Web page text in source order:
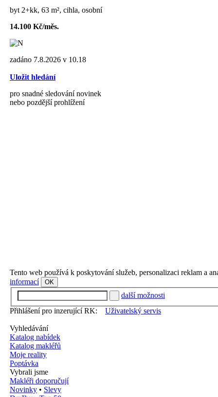
byt 2+kk, 63 m², cihla, osobní
14.100 Kč/měs.
zadáno 7.8.2026 v 10.18
Uložit hledání
pro snadné sledování novinek
nebo pozdější prohlížení
Tento web používá k poskytování služeb, personalizaci reklam a
informací
OK
další možnosti
Přihlášení pro inzerující RK:
Uživatelský servis
Vyhledávání
Katalog nabídek
Katalog makléřů
Moje reality
Poptávka
Vybrali jsme
Makléři doporučují
Novinky • Slevy